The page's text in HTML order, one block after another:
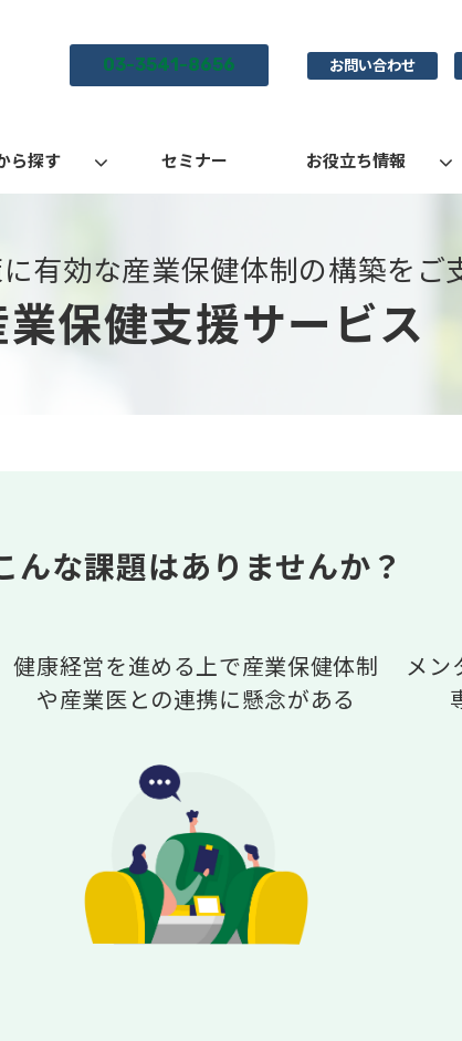
03-3541-8656 お問い合わせ
ら探す セミナー お役立ち情報
有効な産業保健体制の構築をご
業保健支援サービス
んな課題はありませんか？
健康経営を進める上で産業保健体制
や産業医との連携に懸念がある
メン